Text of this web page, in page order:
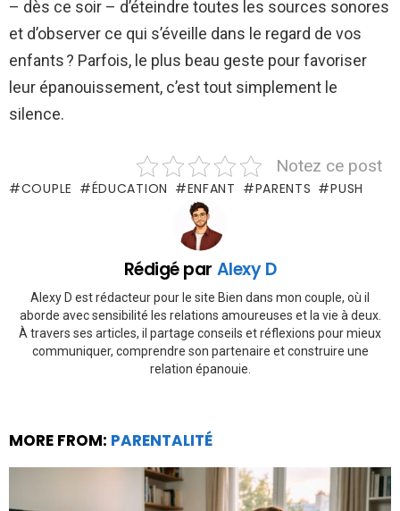
– dès ce soir – d’éteindre toutes les sources sonores
et d’observer ce qui s’éveille dans le regard de vos
enfants ? Parfois, le plus beau geste pour favoriser
leur épanouissement, c’est tout simplement le
silence.
Notez ce post
COUPLE ÉDUCATION ENFANT PARENTS PUSH
Rédigé par Alexy D
Alexy D est rédacteur pour le site Bien dans mon couple, où il
aborde avec sensibilité les relations amoureuses et la vie à deux.
À travers ses articles, il partage conseils et réflexions pour mieux
communiquer, comprendre son partenaire et construire une
relation épanouie.
MORE FROM: PARENTALITÉ